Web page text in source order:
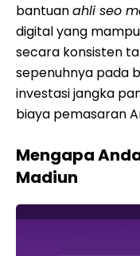
bantuanahli seo
digital yang
secara konsisten
sepenuhnya pada
investasi jangka
biaya pemasaran
Mengapa
Madiun